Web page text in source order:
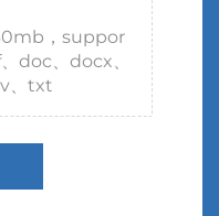
，suppor
doc、docx、
、txt